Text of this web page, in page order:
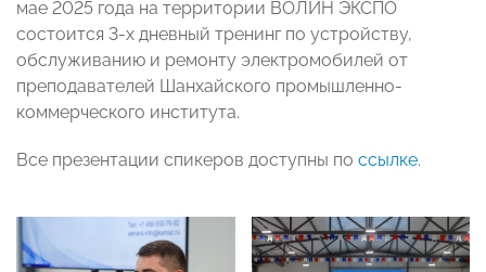
мае 2025 года на территории ВОЛИН ЭКСПО
состоится 3-х дневный тренинг по устройству,
обслуживанию и ремонту электромобилей от
преподавателей Шанхайского промышленно-
коммерческого института.
Все презентации спикеров доступны по ссылке.